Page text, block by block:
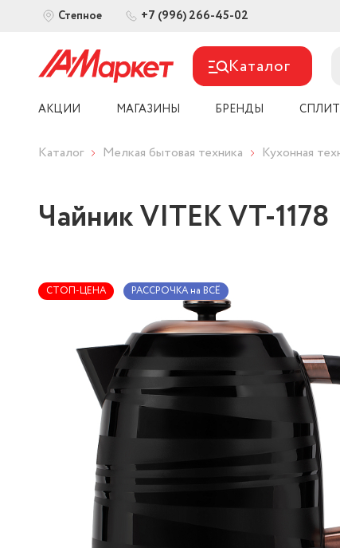
Степное +7 (996) 266-45-02
Каталог
АКЦИИ МАГАЗИНЫ БРЕНДЫ
Каталог Мелкая бытовая техника Кухонная
Чайник VITEK VT-1178
СТОП-ЦЕНА РАССРОЧКА на ВСЁ